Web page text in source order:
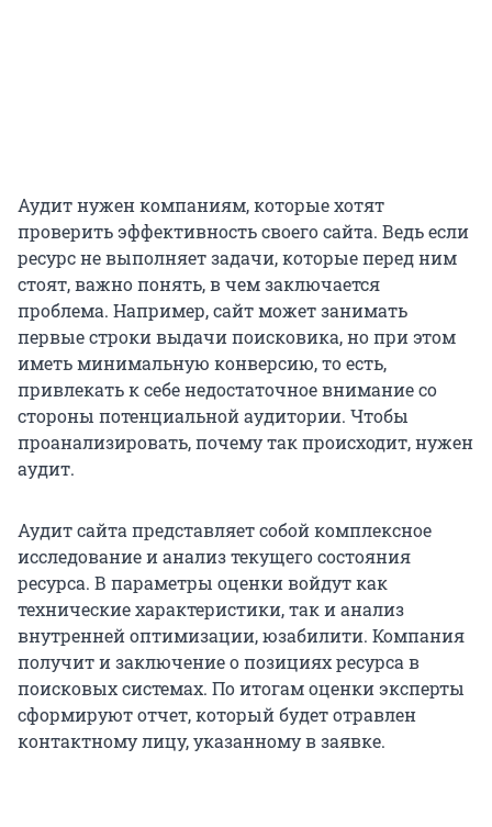
Аудит нужен компаниям, которые хотят
проверить эффективность своего сайта. Ведь если
ресурс не выполняет задачи, которые перед ним
стоят, важно понять, в чем заключается
проблема. Например, сайт может занимать
первые строки выдачи поисковика, но при этом
иметь минимальную конверсию, то есть,
привлекать к себе недостаточное внимание со
стороны потенциальной аудитории. Чтобы
проанализировать, почему так происходит, нужен
аудит.
Аудит сайта представляет собой комплексное
исследование и анализ текущего состояния
ресурса. В параметры оценки войдут как
технические характеристики, так и анализ
внутренней оптимизации, юзабилити. Компания
получит и заключение о позициях ресурса в
поисковых системах. По итогам оценки эксперты
сформируют отчет, который будет отравлен
контактному лицу, указанному в заявке.